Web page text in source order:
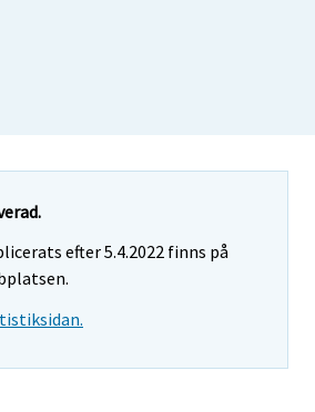
efter 5.4.2022 finns på